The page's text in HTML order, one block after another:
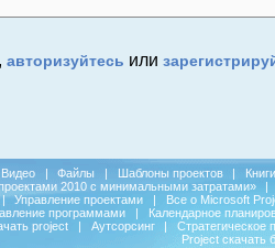
авторизуйтесь или
Видео | Файлы | Шаблоны проектов |
Книги
2010 с минимальными затратами»
|
| Управление проектами |
Все о Microsoft
программами |
Календарное
project | Аутсорсинг |
Стратегическое
Project скачать